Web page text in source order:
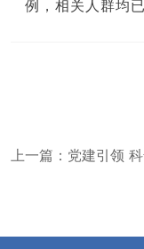
例，相关人群均
上一篇：党建引领